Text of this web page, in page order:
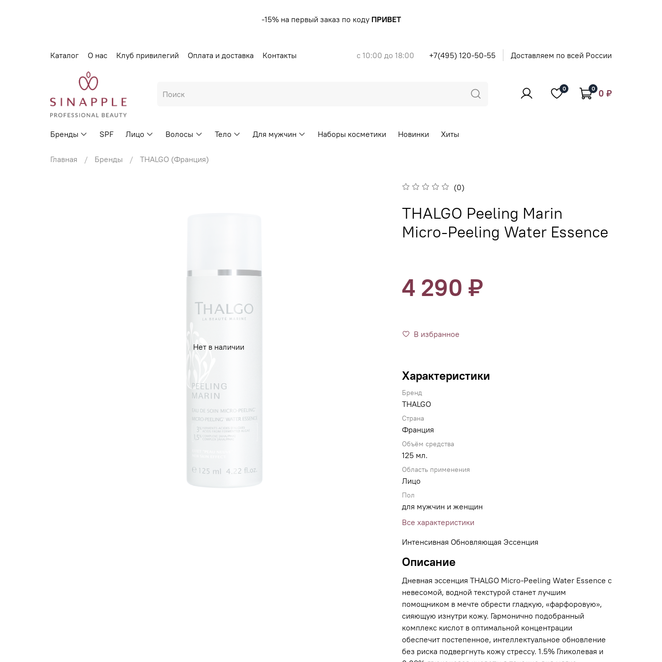
-15% на первый заказ по коду ПРИВЕТ
Каталог О нас Клуб привилегий Оплата и доставка Контакты с 10:00 до 18:00 +7(495) 120-50-55 Доставляем по всей России
0 0 0 ₽
Бренды SPF Лицо Волосы Тело Для мужчин Наборы косметики Новинки Хиты
Главная Бренды THALGO (Франция)
Нет в наличии
(0)
THALGO Peeling Marin
Micro-Peeling Water Essence
4 290 ₽
В избранное
Характеристики
Бренд
THALGO
Страна
Франция
Объём средства
125 мл.
Область применения
Лицо
Пол
для мужчин и женщин
Все характеристики
Интенсивная Обновляющая Эссенция
Описание
Дневная эссенция THALGO Micro-Peeling Water Essence с
невесомой, водной текстурой станет лучшим
помощником в мечте обрести гладкую, «фарфоровую»,
сияющую изнутри кожу. Гармонично подобранный
комплекс кислот в оптимальной концентрации
обеспечит постепенное, интеллектуальное обновление
без риска подвергнуть кожу стрессу. 1.5% Гликолевая и